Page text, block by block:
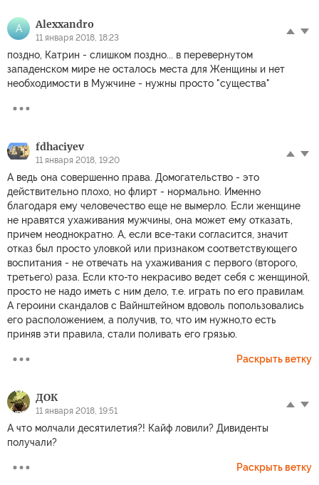
A Alexxandro
11 января 2018, 18:23
поздно, Катрин - слишком поздно... в перевернутом
западенском мире не осталось места для Женщины и нет
необходимости в Мужчине - нужны просто "существа"
fdhaciyev
11 января 2018, 19:20
А ведь она совершенно права. Домогательство - это
действительно плохо, но флирт - нормально. Именно
благодаря ему человечество еще не вымерло. Если женщине
не нравятся ухаживания мужчины, она может ему отказать,
причем неоднократно. А, если все-таки согласится, значит
отказ был просто уловкой или признаком соответствующего
воспитания - не отвечать на ухаживания с первого (второго,
третьего) раза. Если кто-то некрасиво ведет себя с женщиной,
просто не надо иметь с ним дело, т.е. играть по его правилам.
А героини скандалов с Вайнштейном вдоволь попользовались
его расположением, а получив, то, что им нужно,то есть
приняв эти правила, стали поливать его грязью.
Раскрыть ветку
ДОК
11 января 2018, 19:51
А что молчали десятилетия?! Кайф ловили? Дивиденты
получали?
Раскрыть ветку